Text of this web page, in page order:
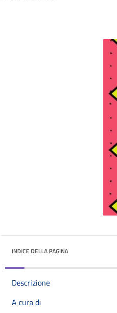
INDICE DELLA PAGINA
Descrizione
A cura di